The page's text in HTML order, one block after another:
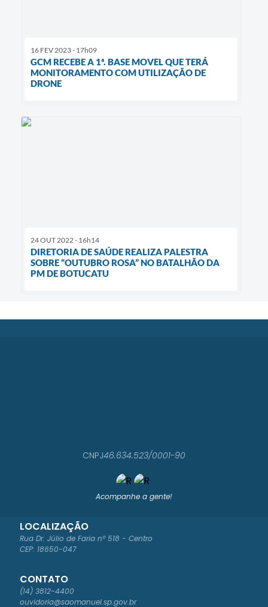
16 FEV 2023 - 17h09
GCM RECEBE A 1ª. BASE MOVEL QUE TERÁ
MONITORAMENTO COM UTILIZAÇÃO DE
DRONE
24 OUT 2022 - 16h14
DIRETORIA DE SAÚDE REALIZA PALESTRA
SOBRE “OUTUBRO ROSA” NO BATALHÃO DA
PM DE BOTUCATU
Acompanhe a gente!
LOCALIZAÇÃO
Rua Dr. Júlio de Faria nº 518 - Centro
CEP: 18650-047
CONTATO
(14) 3812-4400
ouvidoria@saomanuel.sp.gov.br
CNPJ46.634.523/0001-90